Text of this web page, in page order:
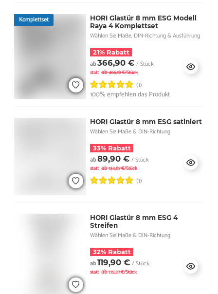
Komplettset
HORI Glastür 8 mm ESG Modell
Raya 4 Komplettset
Wählen Sie Maße, DIN-Richtung & Ausführung
21% Rabatt
ab366,90 € / Stück
statt ab466,18 €/Stück
(1)
100% empfehlen das Produkt
HORI Glastür 8 mm ESG satiniert
Wählen Sie Maße & DIN-Richtung
33% Rabatt
ab89,90 € / Stück
statt ab134,87 €/Stück
(1)
HORI Glastür 8 mm ESG 4
Streifen
Wählen Sie Maße & DIN-Richtung
32% Rabatt
ab119,90 € / Stück
statt ab175,37 €/Stück